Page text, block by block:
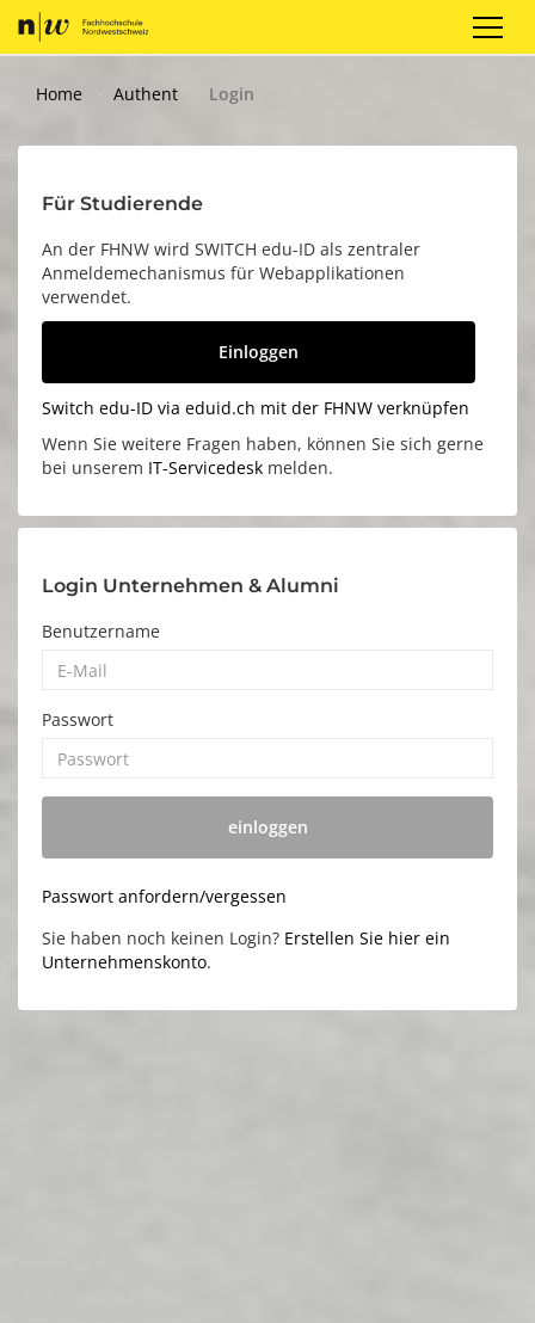
DE
Home Authent Login
Für Studierende
An der FHNW wird SWITCH edu-ID als zentraler
Anmeldemechanismus für Webapplikationen
verwendet.
Einloggen
Switch edu-ID via eduid.ch mit der FHNW verknüpfen
Wenn Sie weitere Fragen haben, können Sie sich gerne
bei unserem IT-Servicedesk melden.
Login Unternehmen & Alumni
Benutzername
Passwort
einloggen
Passwort anfordern/vergessen
Sie haben noch keinen Login? Erstellen Sie hier ein
Unternehmenskonto.